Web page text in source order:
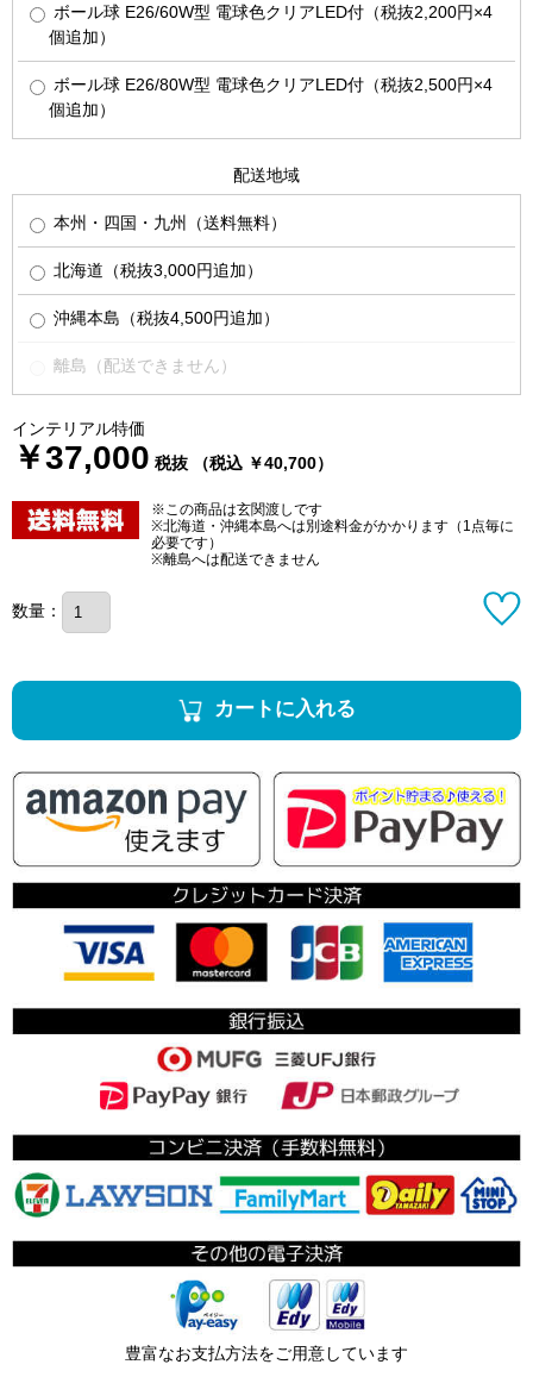
ボール球 E26/60W型 電球色クリアLED付（税抜2,200円×4
個追加）
ボール球 E26/80W型 電球色クリアLED付（税抜2,500円×4
個追加）
配送地域
本州・四国・九州（送料無料）
北海道（税抜3,000円追加）
沖縄本島（税抜4,500円追加）
離島（配送できません）
インテリアル特価
￥37,000 税抜 （税込 ￥40,700）
※この商品は玄関渡しです
※北海道・沖縄本島へは別途料金がかかります（1点毎に
必要です）
※離島へは配送できません
数量：
カートに入れる
豊富なお支払方法をご用意しています